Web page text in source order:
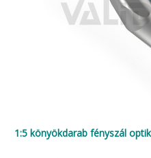
1:5 könyökdarab fényszál